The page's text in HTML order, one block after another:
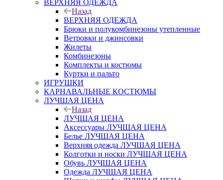
ВЕРХНЯЯ ОДЕЖДА
Назад
ВЕРХНЯЯ ОДЕЖДА
Брюки и полукомбинезоны утепленные
Ветровки и джинсовки
Жилеты
Комбинезоны
Комплекты и костюмы
Куртки и пальто
ИГРУШКИ
КАРНАВАЛЬНЫЕ КОСТЮМЫ
ЛУЧШАЯ ЦЕНА
Назад
ЛУЧШАЯ ЦЕНА
Аксессуары ЛУЧШАЯ ЦЕНА
Белье ЛУЧШАЯ ЦЕНА
Верхняя одежда ЛУЧШАЯ ЦЕНА
Колготки и носки ЛУЧШАЯ ЦЕНА
Обувь ЛУЧШАЯ ЦЕНА
Одежда ЛУЧШАЯ ЦЕНА